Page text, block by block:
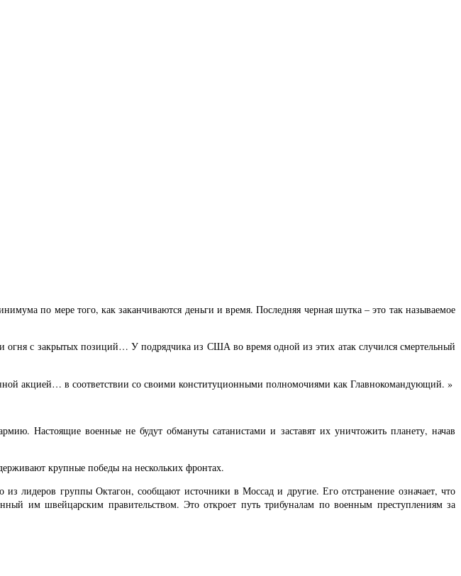
по мере того, как заканчиваются деньги и время. Последняя черная шутка – это так называемое
с закрытых позиций… У подрядчика из США во время одной из этих атак случился смертельный
акцией… в соответствии со своими конституционными полномочиями как Главнокомандующий. »
Настоящие военные не будут обмануты сатанистами и заставят их уничтожить планету, начав
крупные победы на нескольких фронтах.
лидеров группы Октагон, сообщают источники в Моссад и другие. Его отстранение означает, что
им швейцарским правительством. Это откроет путь трибуналам по военным преступлениям за